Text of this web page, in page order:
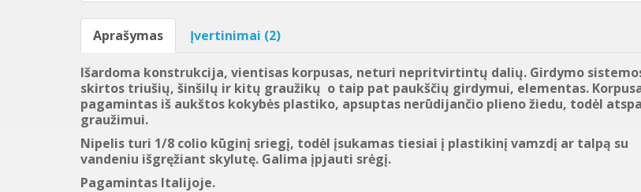
Aprašymas Įvertinimai (2)
Išardoma konstrukcija, vientisas korpusas, neturi nepritvirtintų dalių. Girdymo
skirtos triušių, šinšilų ir kitų graužikų o taip pat paukščių girdymui, elementas.
pagamintas iš aukštos kokybės plastiko, apsuptas nerūdijančio plieno žiedu, todėl
graužimui.
Nipelis turi 1/8 colio kūginį sriegį, todėl įsukamas tiesiai į plastikinį vamzdį ar talpą su
vandeniu išgręžiant skylutę. Galima įpjauti srėgį.
Pagamintas Italijoje.